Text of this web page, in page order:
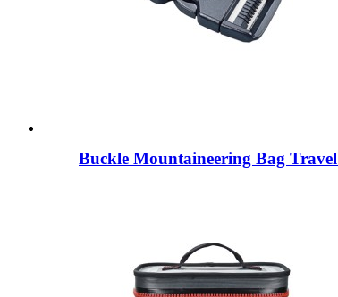
Buckle Mountaineering Bag